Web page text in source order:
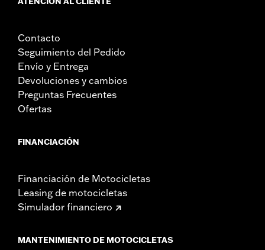
Contacto
Seguimiento del Pedido
Envío y Entrega
Devoluciones y cambios
Preguntas Frecuentes
Ofertas
FINANCIACIÓN
Financiación de Motocicletas
Leasing de motocicletas
Simulador financiero
MANTENIMIENTO DE MOTOCICLETAS